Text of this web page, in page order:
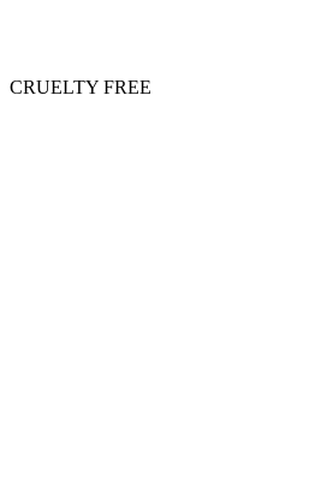
CRUELTY FREE